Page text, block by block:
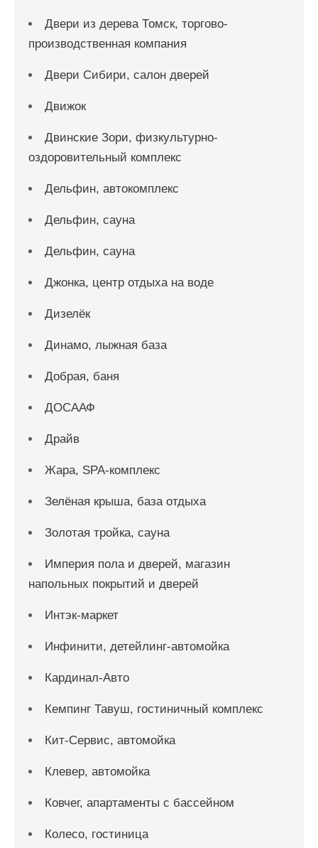
Двери из дерева Томск, торгово-
производственная компания
Двери Сибири, салон дверей
Движок
Двинские Зори, физкультурно-
оздоровительный комплекс
Дельфин, автокомплекс
Дельфин, сауна
Дельфин, сауна
Джонка, центр отдыха на воде
Дизелёк
Динамо, лыжная база
Добрая, баня
ДОСААФ
Драйв
Жара, SPA-комплекс
Зелёная крыша, база отдыха
Золотая тройка, сауна
Империя пола и дверей, магазин
напольных покрытий и дверей
Интэк-маркет
Инфинити, детейлинг-автомойка
Кардинал-Авто
Кемпинг Тавуш, гостиничный комплекс
Кит-Сервис, автомойка
Клевер, автомойка
Ковчег, апартаменты с бассейном
Колесо, гостиница